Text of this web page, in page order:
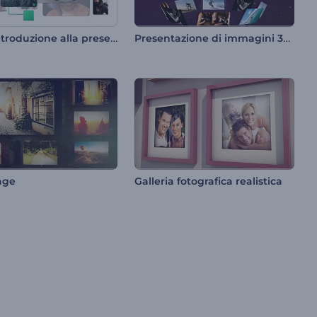
Breve introduzione alla presentazione Presentazione di immagini 3D del globo terrestre
Galleria fotografica realistica